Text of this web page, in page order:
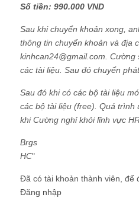
Số tiền: 990.000 VND
Sau khi chuyển khoản xong,
thông tin chuyển khoản và địa
kinhcan24@gmail.com.
các tài liệu. Sau đó chuyển
Sau đó khi có các bộ tài liệu
các bộ tài liệu (free). Quá trình
khi Cường nghỉ khỏi lĩnh vực
Brgs
HC"
Đã có tài khoản thành viên, để
Đăng nhập